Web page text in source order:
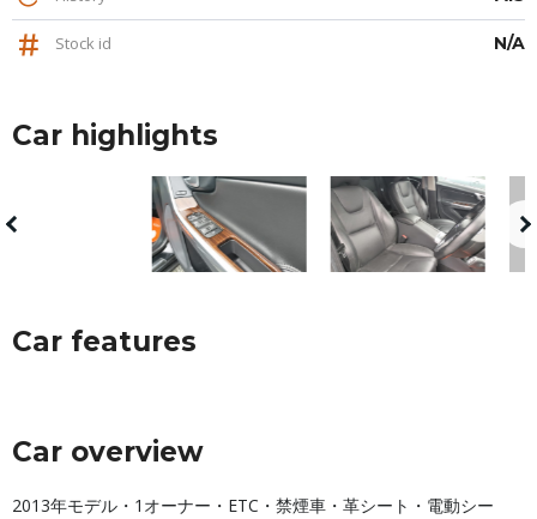
Stock id N/A
Car highlights
Car features
Car overview
2013年モデル・1オーナー・ETC・禁煙車・革シート・電動シー